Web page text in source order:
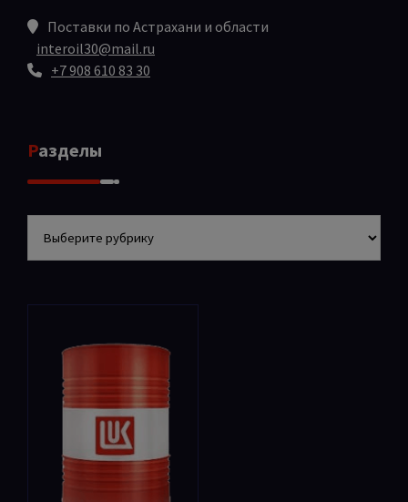
Поставки по Астрахани и области
interoil30@mail.ru
+7 908 610 83 30
Разделы